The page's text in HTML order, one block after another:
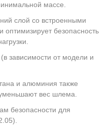
массе.
слой со встроенными
безопасность
зависимости от модели и
и алюминия также
вес шлема.
безопасности для